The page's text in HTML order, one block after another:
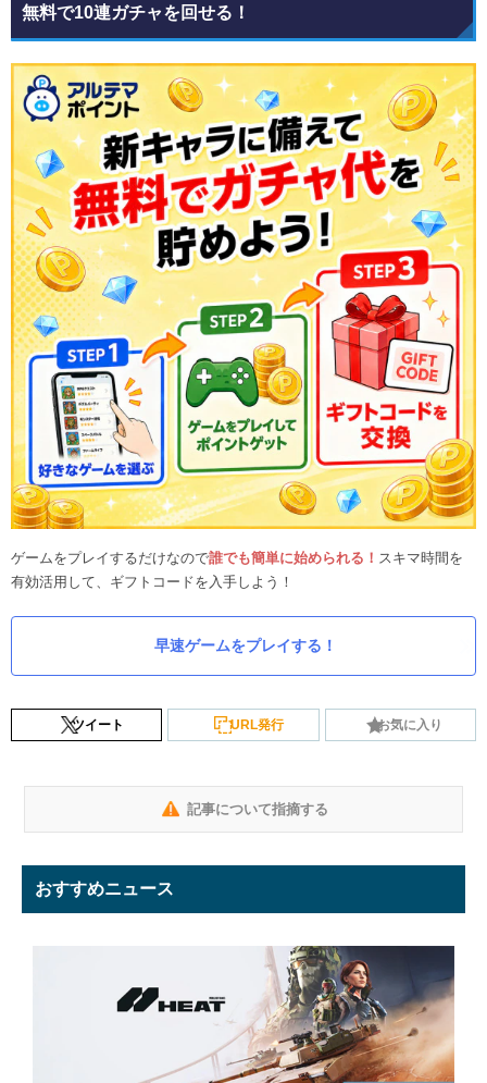
無料で10連ガチャを回せる！
ゲームをプレイするだけなので誰でも簡単に始められる！ スキマ時間を
有効活用して、ギフトコードを入手しよう！
早速ゲームをプレイする！
ツイート URL発行 お気に入り
記事について指摘する
おすすめニュース